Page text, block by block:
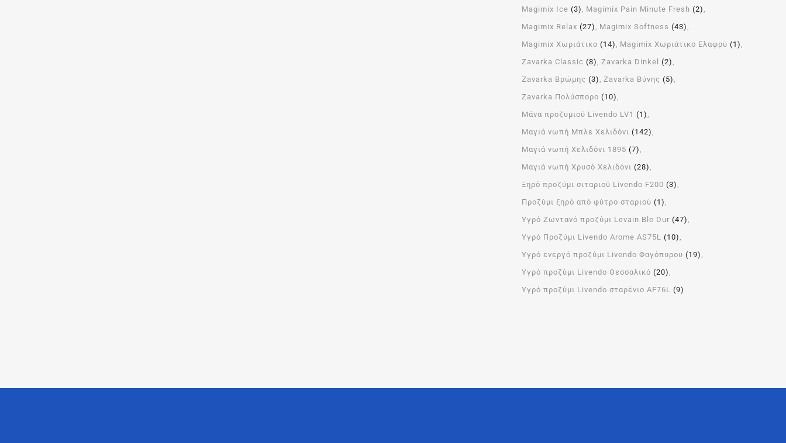
Magimix Ice (3) Magimix Pain Minute Fresh (2)
Magimix Relax (27) Magimix Softness (43)
Magimix Χωριάτικο (14) Magimix Χωριάτικο Ελαφρύ (1)
Zavarka Classic (8) Zavarka Dinkel (2)
Zavarka Βρώμης (3) Zavarka Βύνης (5)
Zavarka Πολύσπορο (10)
Μάνα προζυμιού Livendo LV1 (1)
Μαγιά νωπή Μπλε Χελιδόνι (142)
Μαγιά νωπή Χελιδόνι 1895 (7)
Μαγιά νωπή Χρυσό Χελιδόνι (28)
Ξηρό προζύμι σιταριού Livendo F200 (3)
Προζύμι ξηρό από φύτρο σταριού (1)
Υγρό Ζωντανό προζύμι Levain Ble Dur (47)
Υγρό Προζύμι Livendo Arome ΑS75L (10)
Υγρό ενεργό προζύμι Livendo Φαγόπυρου (19)
Υγρό προζύμι Livendo Θεσσαλικό (20)
Υγρό προζύμι Livendo σταρένιο AF76L (9)